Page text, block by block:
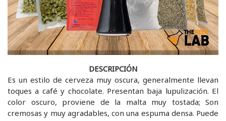
DESCRIPCIÓN
Es un estilo de cerveza muy oscura, generalmente llevan
toques a café y chocolate. Presentan baja lupulización. El
color oscuro, proviene de la malta muy tostada; Son
cremosas y muy agradables, con una espuma densa. Puede